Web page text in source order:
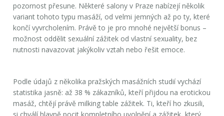
pozornost přesune. Některé salony v Praze nabízejí několik
variant tohoto typu masáží, od velmi jemných až po ty, které
končí vyvrcholením. Právě to je pro mnohé největší bonus –
možnost oddělit sexuální zážitek od vlastní sexuality, bez
nutnosti navazovat jakýkoliv vztah nebo řešit emoce.
Podle údajů z několika pražských masážních studií vychází
statistika jasně: až 38 % zákazníků, kteří přijdou na erotickou
masáž, chtějí právě milking table zážitek. Ti, kteří ho zkusili,
si chválí hlavně pocit kompletního uvolnění a zážitek, který